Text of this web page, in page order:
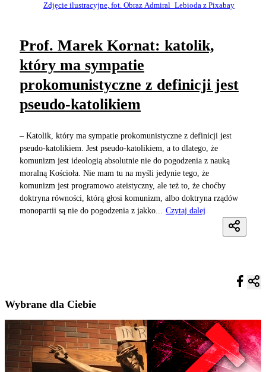
Zdjęcie ilustracyjne, fot. Obraz Admiral_Lebioda z Pixabay
Prof. Marek Kornat: katolik,
który ma sympatie
prokomunistyczne z definicji jest
pseudo-katolikiem
– Katolik, który ma sympatie prokomunistyczne z definicji jest
pseudo-katolikiem. Jest pseudo-katolikiem, a to dlatego, że
komunizm jest ideologią absolutnie nie do pogodzenia z nauką
moralną Kościoła. Nie mam tu na myśli jedynie tego, że
komunizm jest programowo ateistyczny, ale też to, że choćby
doktryna równości, którą głosi komunizm, albo doktryna rządów
monopartii są nie do pogodzenia z jakko...
Czytaj dalej
Wybrane dla Ciebie